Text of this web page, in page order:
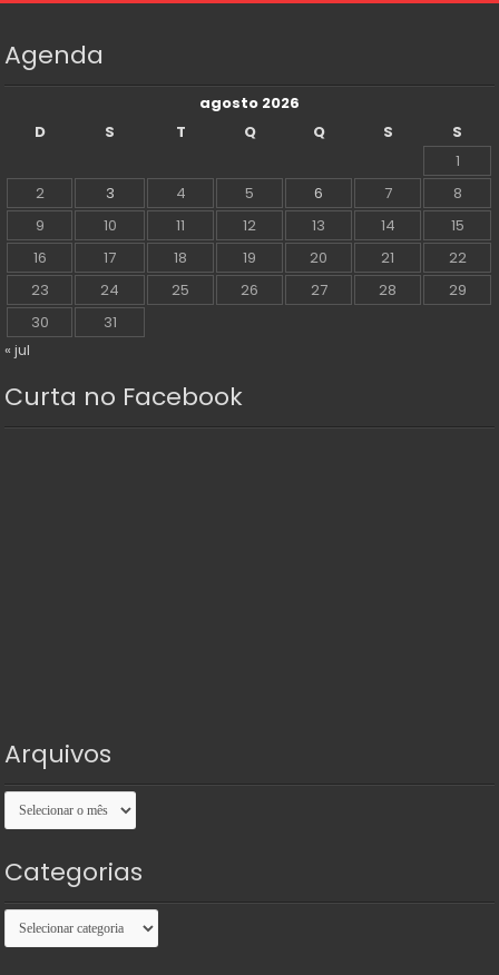
Agenda
agosto 2026
D
S T Q Q S
S
1
2
3 4 5 6 7
8
9
10 11 12 13 14
15
16
17 18 19 20 21
22
23
24 25 26 27 28
29
30
31
« jul
Curta no Facebook
Arquivos
Arquivos
Categorias
Categorias